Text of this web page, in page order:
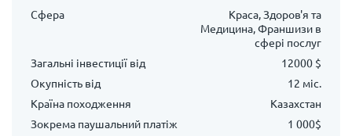
Сфера
Краса, Здоров'я та
Медицина, Франшизи в
сфері послуг
Загальні інвестиції від
12000 $
Окупність від
12 міс.
Країна походження
Казахстан
Зокрема паушальний платіж
1 000$